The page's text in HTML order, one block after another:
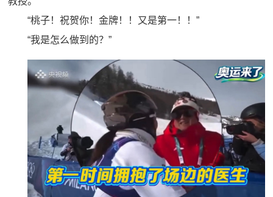
“桃子！祝贺你！金牌！！又是第一！！”
“我是怎么做到的？”